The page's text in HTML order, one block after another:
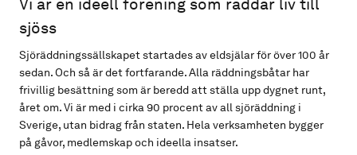
Vi är en ideell förening som räddar liv till
sjöss
Sjöräddningssällskapet startades av eldsjälar för över 100 år
sedan. Och så är det fortfarande. Alla räddningsbåtar har
frivillig besättning som är beredd att ställa upp dygnet runt,
året om. Vi är med i cirka 90 procent av all sjöräddning i
Sverige, utan bidrag från staten. Hela verksamheten bygger
på gåvor, medlemskap och ideella insatser.